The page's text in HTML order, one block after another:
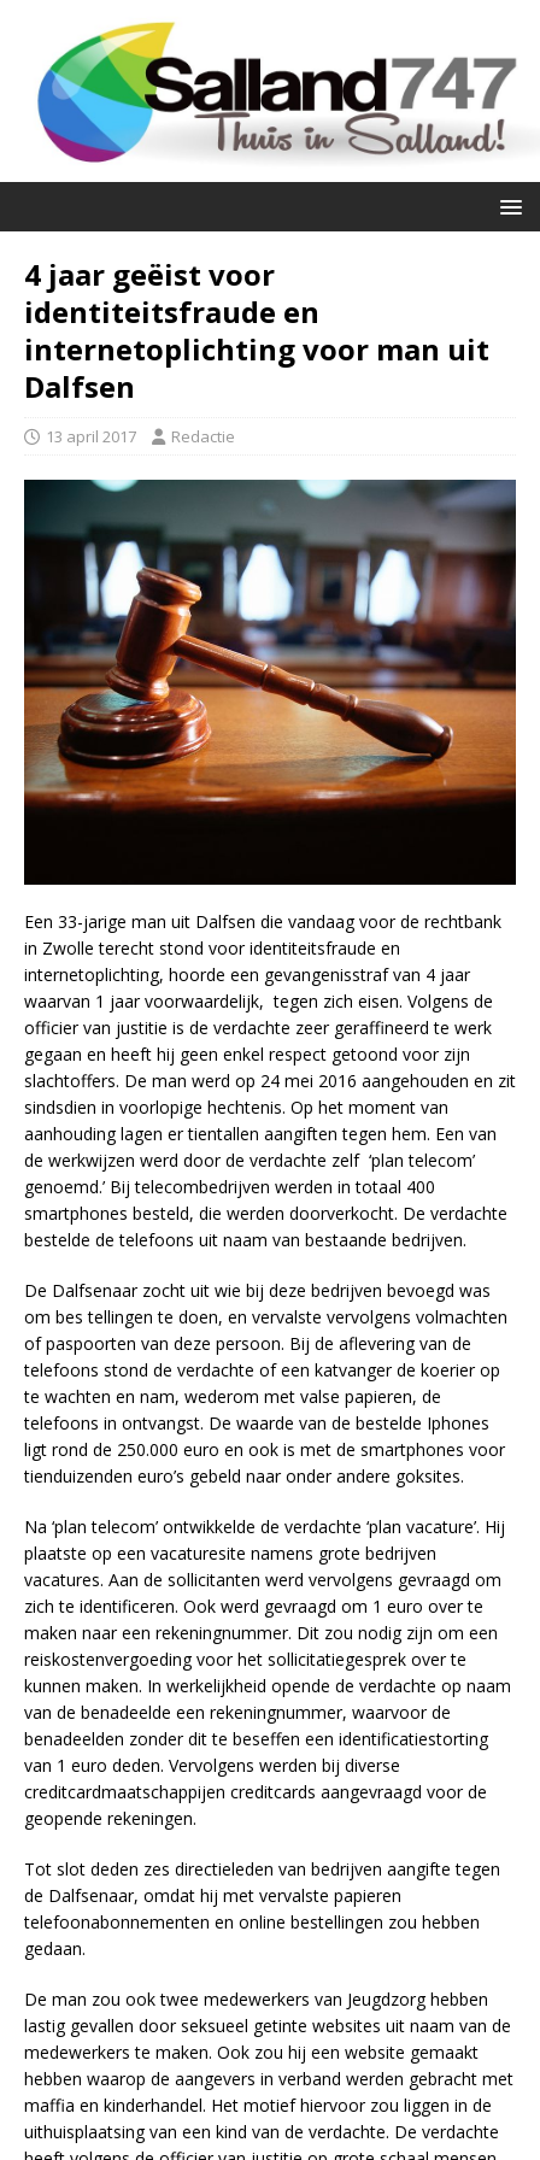
4 jaar geëist voor
identiteitsfraude en
internetoplichting voor man uit
Dalfsen
13 april 2017 Redactie
Een 33-jarige man uit Dalfsen die vandaag voor de rechtbank
in Zwolle terecht stond voor identiteitsfraude en
internetoplichting, hoorde een gevangenisstraf van 4 jaar
waarvan 1 jaar voorwaardelijk, tegen zich eisen. Volgens de
officier van justitie is de verdachte zeer geraffineerd te werk
gegaan en heeft hij geen enkel respect getoond voor zijn
slachtoffers. De man werd op 24 mei 2016 aangehouden en zit
sindsdien in voorlopige hechtenis. Op het moment van
aanhouding lagen er tientallen aangiften tegen hem. Een van
de werkwijzen werd door de verdachte zelf ‘plan telecom’
genoemd.’ Bij telecombedrijven werden in totaal 400
smartphones besteld, die werden doorverkocht. De verdachte
bestelde de telefoons uit naam van bestaande bedrijven.
De Dalfsenaar zocht uit wie bij deze bedrijven bevoegd was
om bes tellingen te doen, en vervalste vervolgens volmachten
of paspoorten van deze persoon. Bij de aflevering van de
telefoons stond de verdachte of een katvanger de koerier op
te wachten en nam, wederom met valse papieren, de
telefoons in ontvangst. De waarde van de bestelde Iphones
ligt rond de 250.000 euro en ook is met de smartphones voor
tienduizenden euro’s gebeld naar onder andere goksites.
Na ‘plan telecom’ ontwikkelde de verdachte ‘plan vacature’. Hij
plaatste op een vacaturesite namens grote bedrijven
vacatures. Aan de sollicitanten werd vervolgens gevraagd om
zich te identificeren. Ook werd gevraagd om 1 euro over te
maken naar een rekeningnummer. Dit zou nodig zijn om een
reiskostenvergoeding voor het sollicitatiegesprek over te
kunnen maken. In werkelijkheid opende de verdachte op naam
van de benadeelde een rekeningnummer, waarvoor de
benadeelden zonder dit te beseffen een identificatiestorting
van 1 euro deden. Vervolgens werden bij diverse
creditcardmaatschappijen creditcards aangevraagd voor de
geopende rekeningen.
Tot slot deden zes directieleden van bedrijven aangifte tegen
de Dalfsenaar, omdat hij met vervalste papieren
telefoonabonnementen en online bestellingen zou hebben
gedaan.
De man zou ook twee medewerkers van Jeugdzorg hebben
lastig gevallen door seksueel getinte websites uit naam van de
medewerkers te maken. Ook zou hij een website gemaakt
hebben waarop de aangevers in verband werden gebracht met
maffia en kinderhandel. Het motief hiervoor zou liggen in de
uithuisplaatsing van een kind van de verdachte. De verdachte